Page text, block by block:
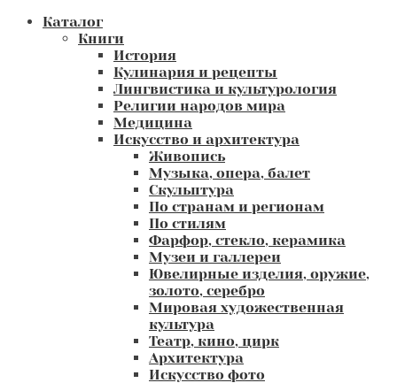
Каталог
Книги
История
Кулинария и рецепты
Лингвистика и культурология
Религии народов мира
Медицина
Искусство и архитектура
Живопись
Музыка, опера, балет
Скульптура
По странам и регионам
По стилям
Фарфор, стекло, керамика
Музеи и галлереи
Ювелирные изделия, оружие,
золото, серебро
Мировая художественная
культура
Театр, кино, цирк
Архитектура
Искусство фото